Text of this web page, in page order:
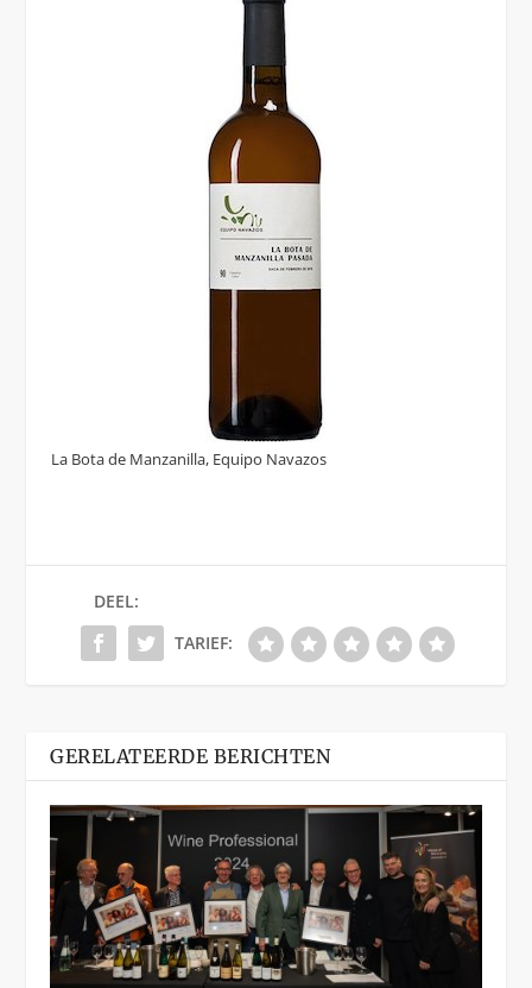
La Bota de Manzanilla, Equipo Navazos
DEEL:
TARIEF:
GERELATEERDE BERICHTEN